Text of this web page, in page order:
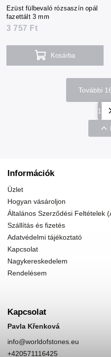
Ezüst fülbevaló rózsaszín opál
fazettált 3 mm
3 757 Ft
Kosárba
További
1
Információk
Üzlet
Hogyan vásároljon
Általános Szerződési Feltételek
Szállítás és fizetés
Adatvédelmi tájékoztató
Kapcsolat
Nagykereskedelem
Rendelésem
Kapcsolat
Pavla Křenková
info@worldofstones.eu
+420571116425